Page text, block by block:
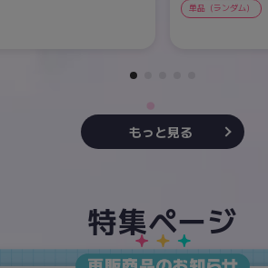
単品（ランダム）
もっと見る
特集ページ